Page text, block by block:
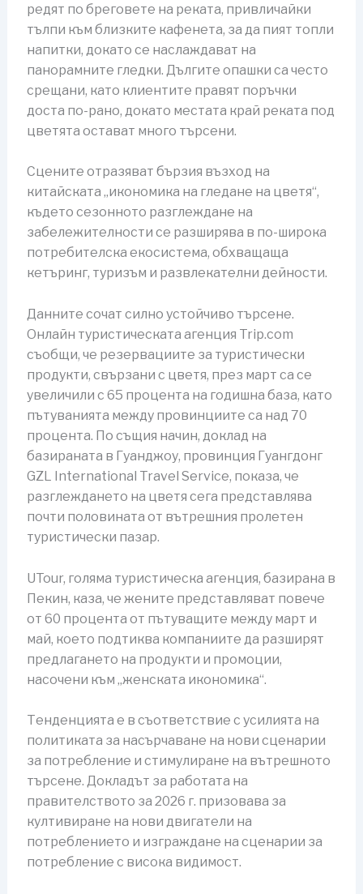
редят по бреговете на реката, привличайки
тълпи към близките кафенета, за да пият топли
напитки, докато се наслаждават на
панорамните гледки. Дългите опашки са често
срещани, като клиентите правят поръчки
доста по-рано, докато местата край реката под
цветята остават много търсени.
Сцените отразяват бързия възход на
китайската „икономика на гледане на цветя“,
където сезонното разглеждане на
забележителности се разширява в по-широка
потребителска екосистема, обхващаща
кетъринг, туризъм и развлекателни дейности.
Данните сочат силно устойчиво търсене.
Онлайн туристическата агенция Trip.com
съобщи, че резервациите за туристически
продукти, свързани с цветя, през март са се
увеличили с 65 процента на годишна база, като
пътуванията между провинциите са над 70
процента. По същия начин, доклад на
базираната в Гуанджоу, провинция Гуангдонг
GZL International Travel Service, показа, че
разглеждането на цветя сега представлява
почти половината от вътрешния пролетен
туристически пазар.
UTour, голяма туристическа агенция, базирана в
Пекин, каза, че жените представляват повече
от 60 процента от пътуващите между март и
май, което подтиква компаниите да разширят
предлагането на продукти и промоции,
насочени към „женската икономика“.
Тенденцията е в съответствие с усилията на
политиката за насърчаване на нови сценарии
за потребление и стимулиране на вътрешното
търсене. Докладът за работата на
правителството за 2026 г. призовава за
култивиране на нови двигатели на
потреблението и изграждане на сценарии за
потребление с висока видимост.